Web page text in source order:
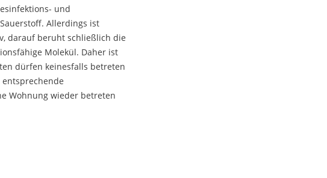
und
Allerdings ist
darauf beruht schließlich die
Molekül. Daher ist
dürfen keinesfalls betreten
Wohnung wieder betreten